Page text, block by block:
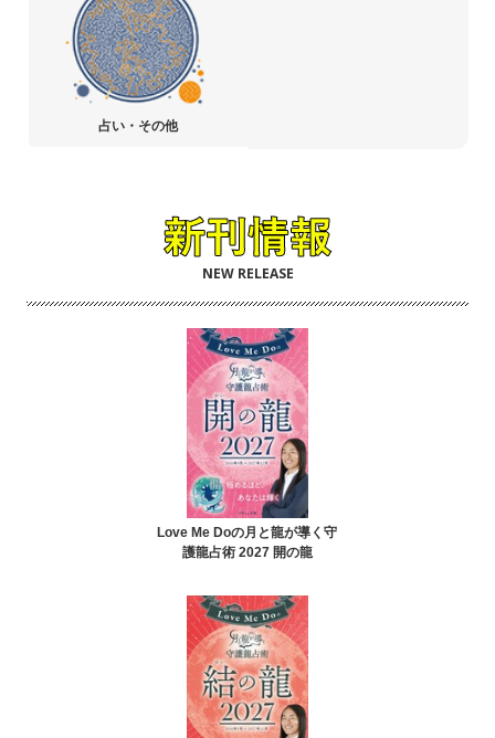
占い・その他
NEW RELEASE
Love Me Doの月と龍が導く守
護龍占術 2027 開の龍